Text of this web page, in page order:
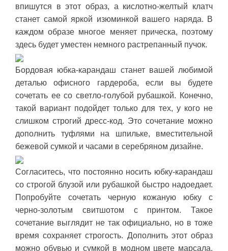
впишутся в этот образ, а кислотно-желтый клатч
станет самой яркой изюминкой вашего наряда. В
каждом образе многое меняет прическа, поэтому
здесь будет уместен немного растрепанный пучок.
Бордовая юбка-карандаш станет вашей любимой
деталью офисного гардероба, если вы будете
сочетать ее со светло-голубой рубашкой. Конечно,
такой вариант подойдет только для тех, у кого не
слишком строгий дресс-код. Это сочетание можно
дополнить туфлями на шпильке, вместительной
бежевой сумкой и часами в серебряном дизайне.
Согласитесь, что постоянно носить юбку-карандаш
со строгой блузой или рубашкой быстро надоедает.
Попробуйте сочетать черную кожаную юбку с
черно-золотым свитшотом с принтом. Такое
сочетание выглядит не так официально, но в тоже
время сохраняет строгость. Дополнить этот образ
можно обувью и сумкой в модном цвете марсала.